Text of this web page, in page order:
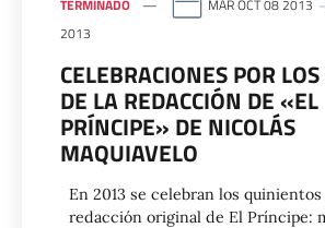
TERMINADO MAR OCT 08 2013
2013
CELEBRACIONES POR
DE LA REDACCIÓN DE «EL
PRÍNCIPE» DE NICOLÁS
MAQUIAVELO
En 2013 se celebran los
redacción original de El Príncipe: